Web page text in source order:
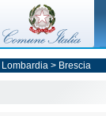
Lombardia> Brescia